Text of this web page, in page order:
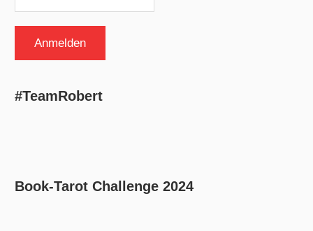
#TeamRobert
Book-Tarot Challenge 2024